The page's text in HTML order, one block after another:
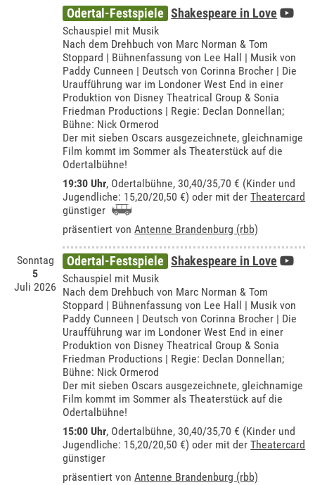
Odertal-Festspiele Shakespeare in Love
Schauspiel mit Musik
Nach dem Drehbuch von Marc Norman & Tom
Stoppard | Bühnenfassung von Lee Hall | Musik von
Paddy Cunneen | Deutsch von Corinna Brocher | Die
Uraufführung war im Londoner West End in einer
Produktion von Disney Theatrical Group & Sonia
Friedman Productions | Regie: Declan Donnellan;
Bühne: Nick Ormerod
Der mit sieben Oscars ausgezeichnete, gleichnamige
Film kommt im Sommer als Theaterstück auf die
Odertalbühne!
19:30 Uhr, Odertalbühne, 30,40/35,70 € (Kinder und
Jugendliche: 15,20/20,50 €) oder mit derTheatercard
günstiger
präsentiert vonAntenne Brandenburg (rbb)
Sonntag
5
Juli 2026
Odertal-Festspiele Shakespeare in Love
Schauspiel mit Musik
Nach dem Drehbuch von Marc Norman & Tom
Stoppard | Bühnenfassung von Lee Hall | Musik von
Paddy Cunneen | Deutsch von Corinna Brocher | Die
Uraufführung war im Londoner West End in einer
Produktion von Disney Theatrical Group & Sonia
Friedman Productions | Regie: Declan Donnellan;
Bühne: Nick Ormerod
Der mit sieben Oscars ausgezeichnete, gleichnamige
Film kommt im Sommer als Theaterstück auf die
Odertalbühne!
15:00 Uhr, Odertalbühne, 30,40/35,70 € (Kinder und
Jugendliche: 15,20/20,50 €) oder mit derTheatercard
günstiger
präsentiert vonAntenne Brandenburg (rbb)